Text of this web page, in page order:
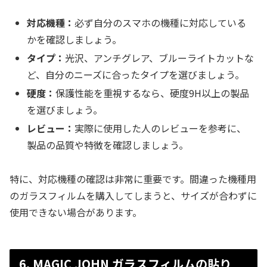
対応機種：必ず自分のスマホの機種に対応している
かを確認しましょう。
タイプ： 光沢、アンチグレア、ブルーライトカットな
ど、自分のニーズに合ったタイプを選びましょう。
硬度：保護性能を重視するなら、硬度9H以上の製品
を選びましょう。
レビュー： 実際に使用した人のレビューを参考に、
製品の品質や特徴を確認しましょう。
特に、対応機種の確認は非常に重要です。間違った機種用
のガラスフィルムを購入してしまうと、サイズが合わずに
使用できない場合があります。